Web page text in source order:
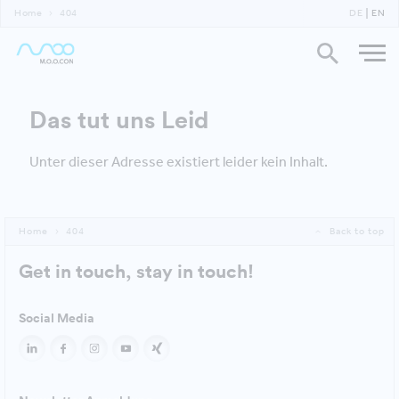
Home 404 DE EN
Das tut uns Leid
Unter dieser Adresse existiert leider kein Inhalt.
Home 404 Back to top
Get in touch, stay in touch!
Social Media